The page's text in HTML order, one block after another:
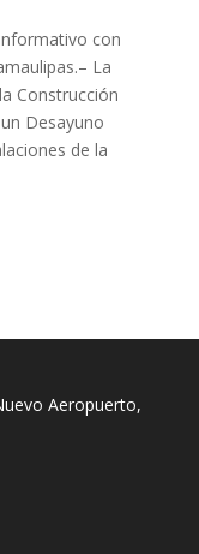
con
La
Construcción
Desayuno
de la
Aeropuerto,